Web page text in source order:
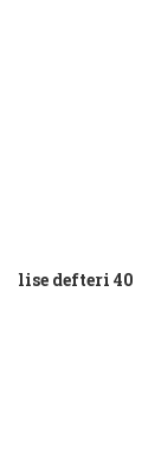
lise defteri 40